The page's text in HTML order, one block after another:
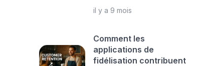
il y a 9 mois
Comment les
applications de
fidélisation contribuent